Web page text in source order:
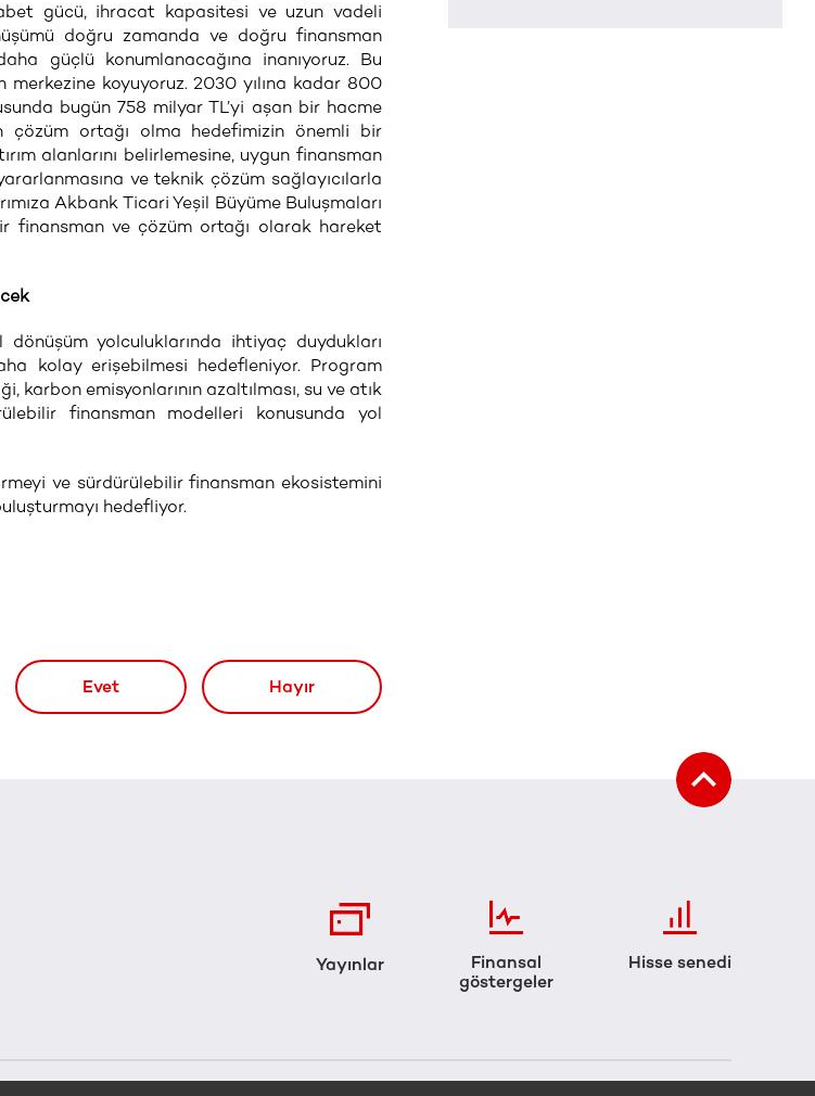
gücü, ihracat kapasitesi ve uzun vadeli
doğru zamanda ve doğru finansman
güçlü konumlanacağına inanıyoruz. Bu
koyuyoruz. 2030 yılına kadar 800
bugün 758 milyar TL’yi aşan bir hacme
çözüm ortağı olma hedefimizin önemli bir
alanlarını belirlemesine, uygun finansman
ve teknik çözüm sağlayıcılarla
Akbank Ticari Yeşil Büyüme Buluşmaları
finansman ve çözüm ortağı olarak hareket
yolculuklarında ihtiyaç duydukları
kolay erişebilmesi hedefleniyor. Program
emisyonlarının azaltılması, su ve atık
finansman modelleri konusunda yol
ve sürdürülebilir finansman ekosistemini
hedefliyor.
Evet Hayır
Yayınlar
Finansal
göstergeler
Hisse senedi